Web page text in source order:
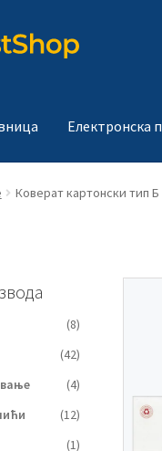
Електронска
Коверат картонски тип
(8)
(42)
(4)
(12)
(1)